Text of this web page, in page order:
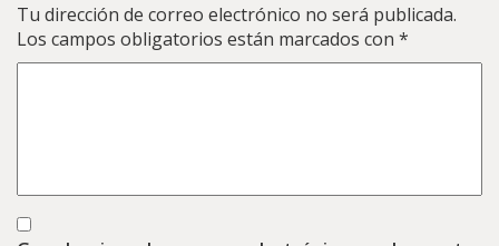
Tu dirección de correo electrónico no será publicada.
Los campos obligatorios están marcados con *